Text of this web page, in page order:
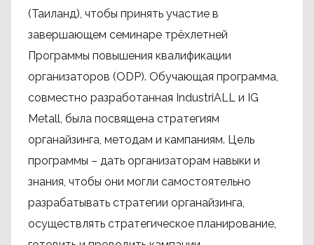
(Таиланд), чтобы принять участие в
завершающем семинаре трёхлетней
Программы повышения квалификации
организаторов (ODP). Обучающая программа,
совместно разработанная IndustriALL и IG
Metall, была посвящена стратегиям
органайзинга, методам и кампаниям. Цель
программы – дать организаторам навыки и
знания, чтобы они могли самостоятельно
разрабатывать стратегии органайзинга,
осуществлять стратегическое планирование,